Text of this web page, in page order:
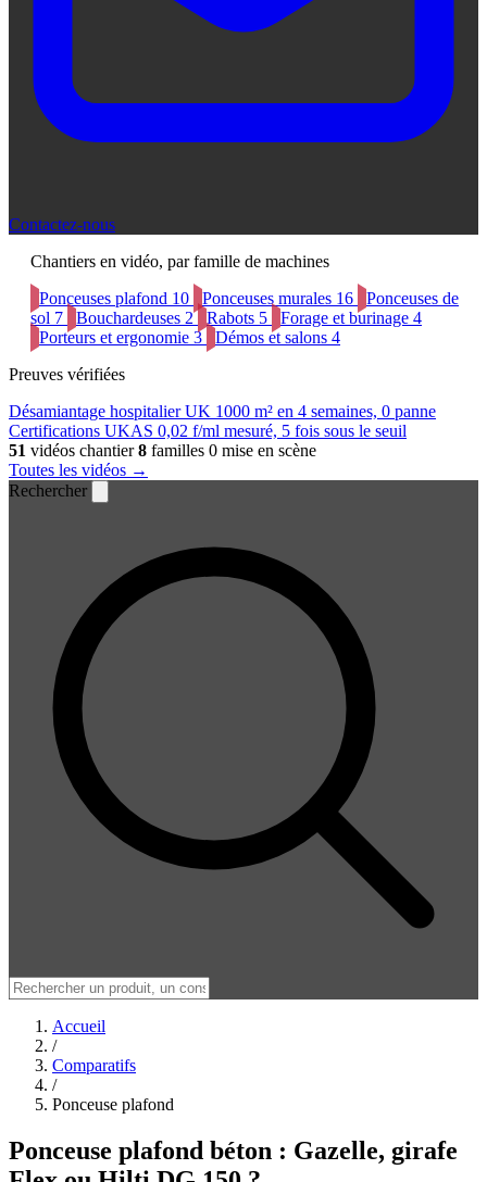
Contactez-nous
Chantiers en vidéo, par famille de machines
Ponceuses plafond 10 Ponceuses murales 16
Ponceuses de
sol 7 Bouchardeuses 2 Rabots 5 Forage et burinage 4
Porteurs et ergonomie 3 Démos et salons 4
Preuves vérifiées
Désamiantage hospitalier UK 1000 m² en 4 semaines, 0 panne
Certifications UKAS 0,02 f/ml mesuré, 5 fois sous le seuil
51 vidéos chantier8 familles 0 mise en scène
Toutes les vidéos →
Rechercher
Accueil
/
Comparatifs
/
Ponceuse plafond
Ponceuse plafond béton : Gazelle, girafe